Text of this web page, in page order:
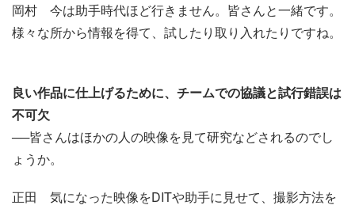
岡村 今は助手時代ほど行きません。皆さんと一緒です。
様々な所から情報を得て、試したり取り入れたりですね。
良い作品に仕上げるために、チームでの協議と試行錯誤は
不可欠
──皆さんはほかの人の映像を見て研究などされるのでし
ょうか。
正田 気になった映像をDITや助手に見せて、撮影方法を